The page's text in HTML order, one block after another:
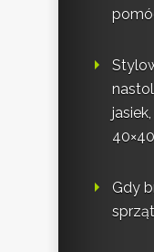
40×40
Gdy